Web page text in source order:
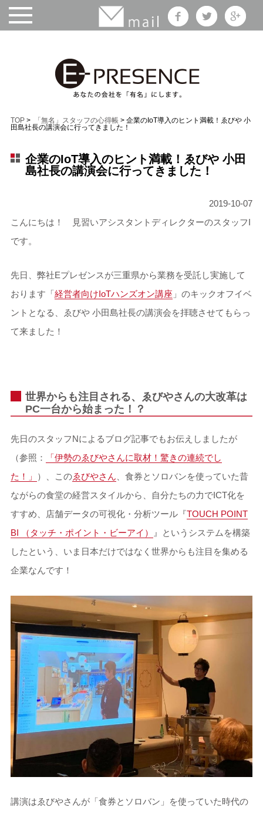
TOP> 「無名」スタッフの心得帳> 企業のIoT導入のヒント満載！ゑびや 小
田島社長の講演会に行ってきました！
企業のIoT導入のヒント満載！ゑびや 小田
島社長の講演会に行ってきました！
2019-10-07
こんにちは！ 見習いアシスタントディレクターのスタッフI
です。
先日、弊社Eプレゼンスが三重県から業務を受託し実施して
おります「経営者向けIoTハンズオン講座 」のキックオフイベ
ントとなる、ゑびや 小田島社長の講演会を拝聴させてもらっ
て来ました！
世界からも注目される、ゑびやさんの大改革は
PC一台から始まった！？
先日のスタッフNによるブログ記事でもお伝えしましたが
（参照：
「伊勢のゑびやさんに取材！驚きの連続でし
た！」
）、このゑびやさん 、食券とソロバンを使っていた昔
ながらの食堂の経営スタイルから、自分たちの力でICT化を
すすめ、店舗データの可視化・分析ツール『TOUCH POINT
BI （タッチ・ポイント・ビーアイ）
』というシステムを構築
したという、いま日本だけではなく世界からも注目を集める
企業なんです！
講演はゑびやさんが「食券とソロバン」を使っていた時代の